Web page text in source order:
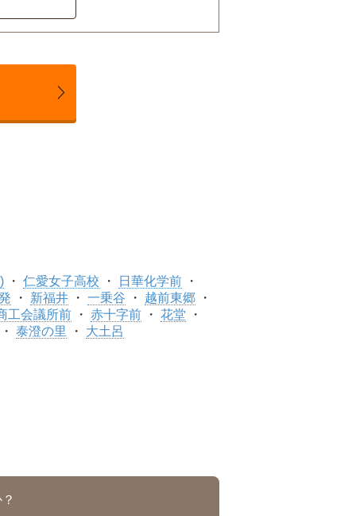
仁愛女子高校
日華化学前
新福井 一乗谷
越前東郷
工会議所前
赤十字前
花堂
泰澄の里
大土呂